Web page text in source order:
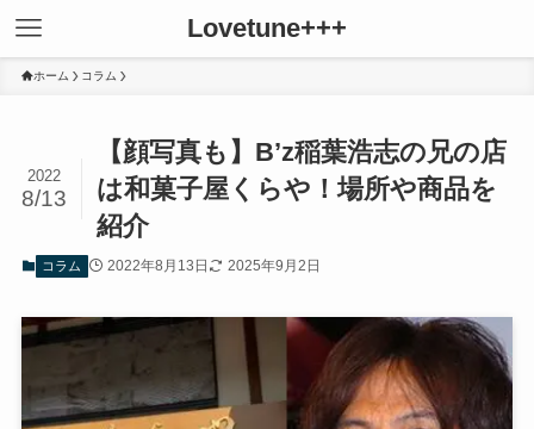
Lovetune+++
ホーム コラム
【顔写真も】B’z稲葉浩志の兄の店
は和菓子屋くらや！場所や商品を
紹介
2022
8/13
コラム 2022年8月13日 2025年9月2日